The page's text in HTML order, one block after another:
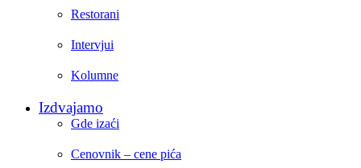
Restorani
Intervjui
Kolumne
Izdvajamo
Gde izaći
Cenovnik – cene pića